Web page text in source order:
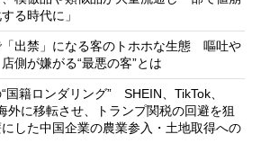
る時代に」
「出禁」になる客のトホホな生態 嘔吐や
側が嫌がる“最悪の客”とは
国籍ロンダリング” SHEIN、TikTok、
に移転させ、トランプ関税の回避を狙
した中国企業の農業参入・土地取得への